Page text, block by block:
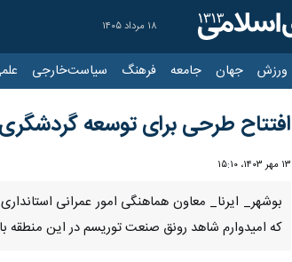
۱۸ مرداد ۱۴۰۵
ورزش جهان جامعه فرهنگ سیاست‌خارجی
افتتاح طرحی برای توسعه
۱۳ مهر ۱۴۰۳، ۱۵:۱۰
بوشهر_ ایرنا_ معاون هماهنگی امور عمرانی
که امیدوارم شاهد رونق صنعت توریسم در این منطقه